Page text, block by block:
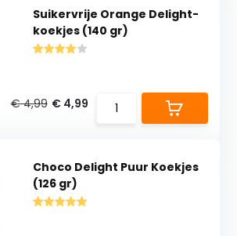
Suikervrije Orange Delight-
koekjes (140 gr)
€ 4,99 € 4,99
Choco Delight Puur Koekjes
(126 gr)